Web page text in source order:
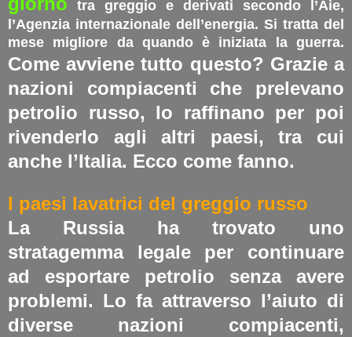
tra greggio e derivati secondo l’Aie,
l’Agenzia internazionale dell’energia. Si tratta del
mese migliore da quando è iniziata la guerra.
Come avviene tutto questo? Grazie a
nazioni compiacenti che prelevano
petrolio russo, lo raffinano per poi
rivenderlo agli altri paesi, tra cui
anche l’Italia. Ecco come fanno.
I paesi lavatrici del greggio russo
La Russia ha trovato uno
stratagemma legale per continuare
ad esportare petrolio senza avere
problemi. Lo fa attraverso l’aiuto di
diverse nazioni compiacenti,